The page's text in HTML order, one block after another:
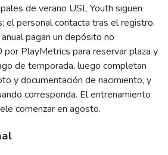
de verano USL Youth siguen
el personal contacta tras el registro.
pagan un depósito no
PlayMetrics para reservar plaza y
de temporada, luego completan
y documentación de nacimiento, y
corresponda. El entrenamiento
comenzar en agosto.